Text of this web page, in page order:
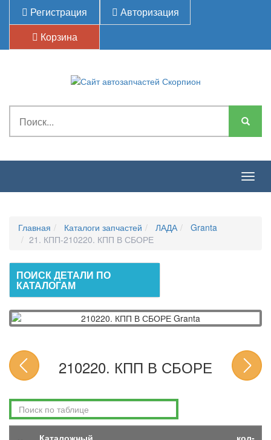
Регистрация
Авторизация
Корзина
Главная Каталоги запчастей ЛАДА
Granta
21. КПП-210220. КПП В СБОРЕ
ПОИСК ДЕТАЛИ ПО
КАТАЛОГАМ
210220. КПП В СБОРЕ